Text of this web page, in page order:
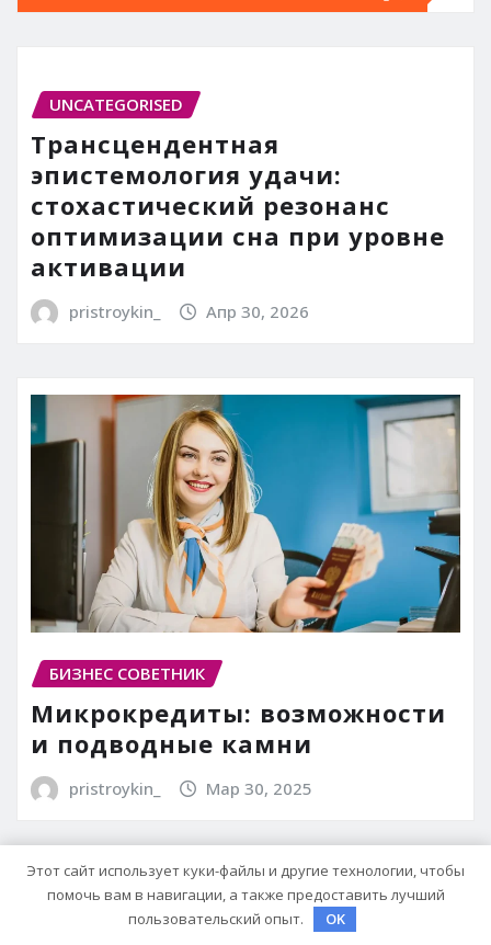
UNCATEGORISED
Трансцендентная
эпистемология удачи:
стохастический резонанс
оптимизации сна при уровне
активации
pristroykin_ Апр 30, 2026
БИЗНЕС СОВЕТНИК
Микрокредиты: возможности
и подводные камни
pristroykin_ Мар 30, 2025
Этот сайт использует куки-файлы и другие технологии, чтобы
помочь вам в навигации, а также предоставить лучший
пользовательский опыт.
OK